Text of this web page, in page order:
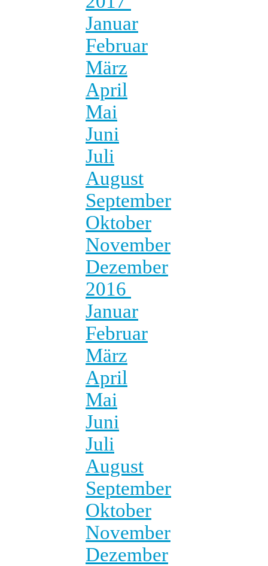
Januar
Februar
März
April
Mai
Juni
Juli
August
September
Oktober
November
Dezember
2016
Januar
Februar
März
April
Mai
Juni
Juli
August
September
Oktober
November
Dezember